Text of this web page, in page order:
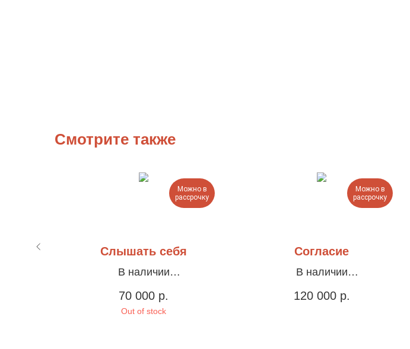
Смотрите также
Можно в
рассрочку
Слышать себя
В наличии
70 000 р.
Out of stock
Можно в
рассрочку
Согласие
В наличии
120 000 р.